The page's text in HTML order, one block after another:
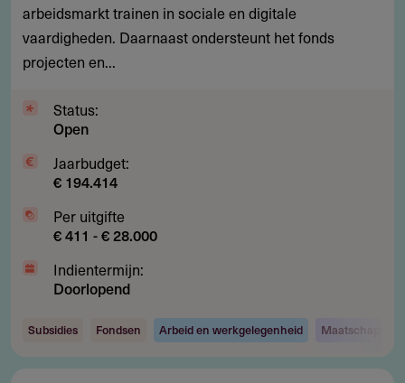
van
duurzaam
werk
een
duurzame
planeet
arbeidsmarkt trainen in sociale en digitale
vaardigheden. Daarnaast ondersteunt het fonds
projecten en...
Status:
Open
Jaarbudget:
€ 194.414
Per uitgifte
€ 411 - € 28.000
Indientermijn:
Doorlopend
Subsidies Fondsen Arbeid en werkgelegenheid Maatschappij